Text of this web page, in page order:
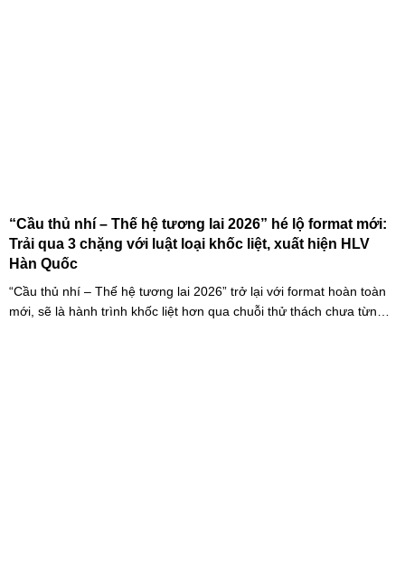
“Cầu thủ nhí – Thế hệ tương lai 2026” hé lộ format mới:
Trải qua 3 chặng với luật loại khốc liệt, xuất hiện HLV
Hàn Quốc
“Cầu thủ nhí – Thế hệ tương lai 2026” trở lại với format hoàn toàn
mới, sẽ là hành trình khốc liệt hơn qua chuỗi thử thách chưa từng